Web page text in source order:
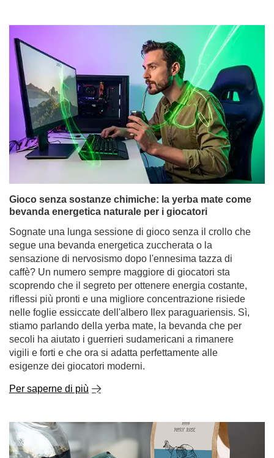
Gioco senza sostanze chimiche: la yerba mate come
bevanda energetica naturale per i giocatori
Sognate una lunga sessione di gioco senza il crollo che
segue una bevanda energetica zuccherata o la
sensazione di nervosismo dopo l'ennesima tazza di
caffè? Un numero sempre maggiore di giocatori sta
riflessi più pronti e una migliore concentrazione risiede
nelle foglie essiccate dell'albero Ilex paraguariensis. Sì,
stiamo parlando della yerba mate, la bevanda che per
secoli ha aiutato i guerrieri sudamericani a rimanere
vigili e forti e che ora si adatta perfettamente alle
esigenze dei giocatori moderni.
Per saperne di più